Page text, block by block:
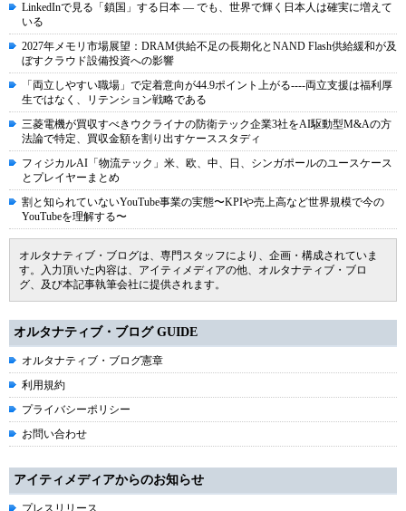
LinkedInで見る「鎖国」する日本 ― でも、世界で輝く日本人は確実に増えて
いる
2027年メモリ市場展望：DRAM供給不足の長期化とNAND Flash供給緩和が及
ぼすクラウド設備投資への影響
「両立しやすい職場」で定着意向が44.9ポイント上がる----両立支援は福利厚
生ではなく、リテンション戦略である
三菱電機が買収すべきウクライナの防衛テック企業3社をAI駆動型M&Aの方
法論で特定、買収金額を割り出すケーススタディ
フィジカルAI「物流テック」米、欧、中、日、シンガポールのユースケース
とプレイヤーまとめ
割と知られていないYouTube事業の実態〜KPIや売上高など世界規模で今の
YouTubeを理解する〜
オルタナティブ・ブログは、専門スタッフにより、企画・構成されていま
す。入力頂いた内容は、アイティメディアの他、オルタナティブ・ブロ
グ、及び本記事執筆会社に提供されます。
オルタナティブ・ブログ GUIDE
オルタナティブ・ブログ憲章
利用規約
プライバシーポリシー
お問い合わせ
アイティメディアからのお知らせ